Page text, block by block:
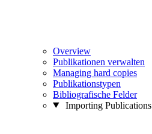
Overview
Publikationen verwalten
Managing hard copies
Publikationstypen
Bibliografische Felder
Importing Publications